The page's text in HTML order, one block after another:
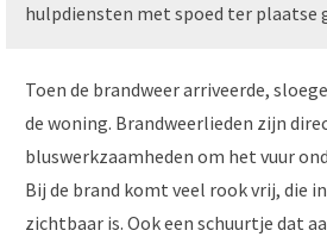
hulpdiensten met spoed ter plaatse
Toen de brandweer arriveerde,
de woning. Brandweerlieden zijn
bluswerkzaamheden om het vuur
Bij de brand komt veel rook vrij, die
zichtbaar is. Ook een schuurtje dat